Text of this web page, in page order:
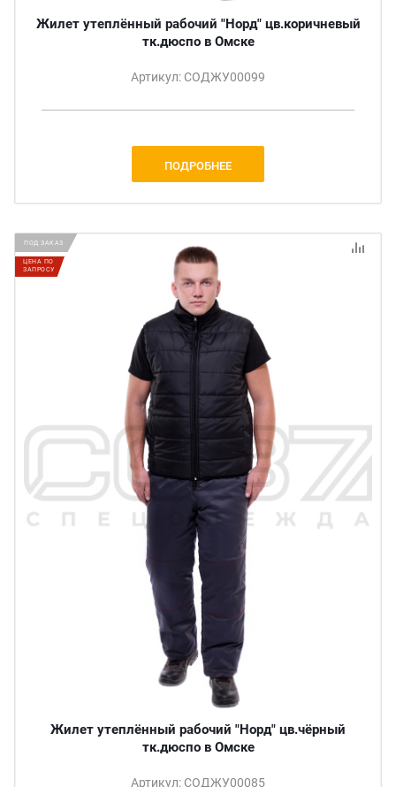
Жилет утеплённый рабочий "Норд" цв.коричневый
тк.дюспо в Омске
Артикул: СОДЖУ00099
ПОДРОБНЕЕ
ПОД ЗАКАЗ
ЦЕНА ПО
ЗАПРОСУ
Жилет утеплённый рабочий "Норд" цв.чёрный
тк.дюспо в Омске
Артикул: СОДЖУ00085